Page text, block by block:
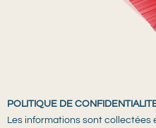
POLITIQUE DE
Les informations sont collectées